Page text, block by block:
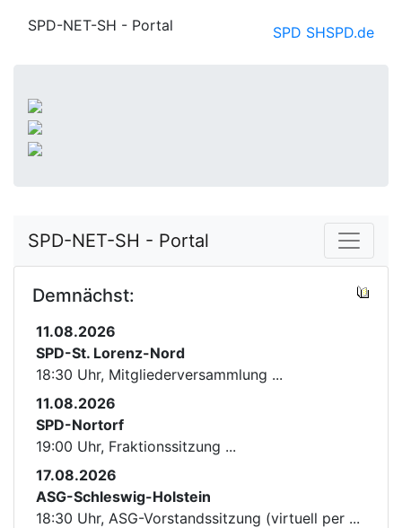
SPD-NET-SH - Portal SPD SHSPD.de
SPD-NET-SH - Portal
Demnächst:
11.08.2026
SPD-St. Lorenz-Nord
18:30 Uhr, Mitgliederversammlung ...
11.08.2026
SPD-Nortorf
19:00 Uhr, Fraktionssitzung ...
17.08.2026
ASG-Schleswig-Holstein
18:30 Uhr, ASG-Vorstandssitzung (virtuell per ...